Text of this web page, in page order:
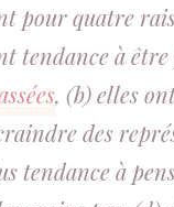
pour quatre
tendance à
, (b) elles
des
tendance à